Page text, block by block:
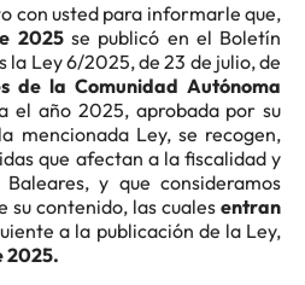
con usted para informarle que,
2025se publicó en el Boletín
la Ley 6/2025, de 23 de julio, de
de la Comunidad Autónoma
el año 2025, aprobada por su
mencionada Ley, se recogen,
que afectan a la fiscalidad y
y que consideramos
su contenido, las cualesentran
a la publicación de la Ley,
2025.